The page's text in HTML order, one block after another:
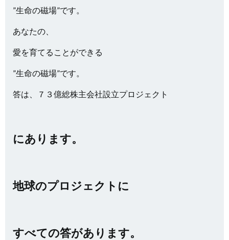
”生命の磁場”です。
あなたの、
愛を育てることができる
”生命の磁場”です。
答は、７３億総株主会社設立プロジェクト
にあります。
地球のプロジェクトに
すべての答があります。